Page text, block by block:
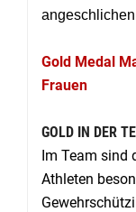
Gold Medal
Frauen
GOLD IN DER
Im Team sind
Athleten